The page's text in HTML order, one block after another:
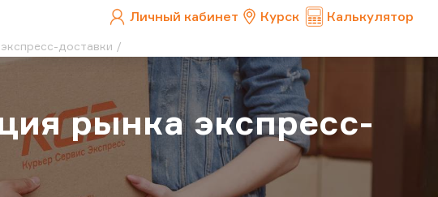
Личный кабинет Курск Калькулятор
доставки
рынка экспресс-